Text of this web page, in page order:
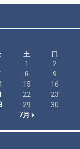
土 日
7月 »
1
2
8
9
15
16
22
23
29 30